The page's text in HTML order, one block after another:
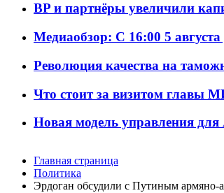
BP и партнёры увеличили
Медиаобзор: С 16:00 5 августа
Революция качества на
Что стоит за визитом главы
Новая модель управления для
Главная страница
Политика
Эрдоган обсудили c Путиным армяно-